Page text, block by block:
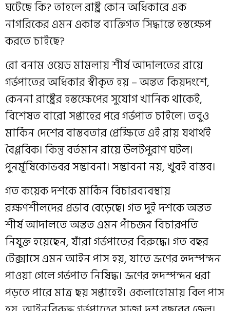
ঘটেছে কি? তাহলে রাষ্ট্র কোন অধিকারে এক
নাগরিকের এমন একান্ত ব্যক্তিগত সিদ্ধান্তে হস্তক্ষেপ
করতে চাইছে?
রো বনাম ওয়েড মামলায় শীর্ষ আদালতের রায়ে
গর্ভপাতের অধিকার স্বীকৃত হয় – অন্তত কিয়দংশে,
কেননা রাষ্ট্রের হস্তক্ষেপের সুযোগ খানিক থাকেই,
বিশেষত বারো সপ্তাহের পরে গর্ভপাত চাইলে। তবুও
মার্কিন দেশের বাস্তবতার প্রেক্ষিতে এই রায় যথার্থই
বৈপ্লবিক। কিন্তু বর্তমান রায়ে উলটপুরাণ ঘটল।
পুনর্মূষিকোভবর সম্ভাবনা। সম্ভাবনা নয়, খুবই বাস্তব।
গত কয়েক দশকে মার্কিন বিচারব্যবস্থায়
রক্ষণশীলদের প্রভাব বেড়েছে। গত দুই দশকে অন্তত
শীর্ষ আদালতে অন্তত এমন পাঁচজন বিচারপতি
নিযুক্ত হয়েছেন, যাঁরা গর্ভপাতের বিরুদ্ধে। গত বছর
টেক্সাসে এমন আইন পাস হয়, যাতে ভ্রূণের হৃদস্পন্দন
পাওয়া গেলে গর্ভপাত নিষিদ্ধ। ভ্রূণের হৃদস্পন্দন ধরা
পড়তে পারে মাত্র ছয় সপ্তাহেই। ওকলাহোমায় বিল পাস